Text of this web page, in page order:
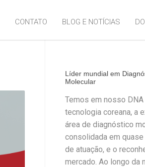
CONTATO BLOG E NOTÍCIAS
Líder mundial em
Molecular
Temos em nosso
tecnologia coreana, a
área de diagnóstico
consolidada em
de atuação, e o
mercado. Ao longo da